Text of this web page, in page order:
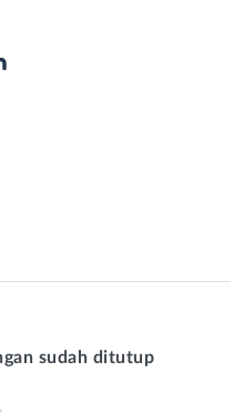
sudah ditutup